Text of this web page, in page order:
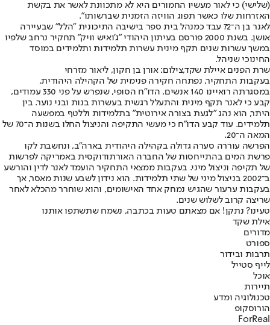
(שלישי) כי לאור מעשיו החמורים היא לא מתכוונת לאשר את בקשת
האזרחות שלו כאשר תפוג הוויזה הזמנית שברשותו".
לאנר בן ה־72 עבד כמנהל בית ספר בישיבה התיכונית "הלל" שבעיירה
אושן. בשנת 2000 פורסם בעיתון היהודי "ג'ואיש וויק" תחקיר נרחב שלפיו
במשך עשרות שנים תקף מינית עשרות תלמידות ותלמידים במוסד
החינוכי שניהל.
שרת הפנים איילת שקד,צילום: אורן בן חקון, ליאור מזרחי
בעקבות התחקיר, נפתחה חקירה פנימית של הקהילה היהודית,
במסגרתה רואיינו 140 אנשים. הדו"ח הסופי, שנפרש על פני 330 עמודים,
קבע כי לאנר תקף מינית והתעלל רגשית בעשרות בנות ובני נוער. בין
היתר, הוא נהג "לגעת בצורה אירוטית" בתלמידות וללטף במפשעה
תלמידים. עוד קבע הדו"ח כי מעשי התקיפה והניצול החלו בשנות ה־70 של
המאה ה־20.
הפרשה עוררה סערה גדולה בקהילה היהודית בארה"ב, ונחשבת לקו
פרשת המים בהתייחסות של החברה האורתודוקסית באמריקה לפרשות
של תקיפה וניצול מיני. בעקבות ממצאי התחקיר הועמד לאנר לדין והורשע
ב־2002 בניצול מיני של שתי תלמידות. הוא נידון לשבע שנות מאסר, אך
בעקבות ערעור שהגיש נמחק אחד האישומים, והוא שוחרר מהכלא לאחר
שריצה קרוב לשלוש שנים.
טעינו? נתקן! אם מצאתם טעות בכתבה, נשמח שתשתפו אותנו
אילת שקד
מדורים
ספורט
תרבות ובידור
לייף סטייל
אוכל
תיירות
טכנולוגיה ומדע
הורוסקופ
ForReal